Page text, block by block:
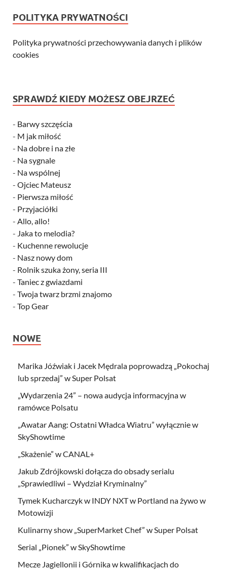
POLITYKA PRYWATNOŚCI
Polityka prywatności przechowywania danych i plików
cookies
SPRAWDŹ KIEDY MOŻESZ OBEJRZEĆ
- Barwy szczęścia
- M jak miłość
- Na dobre i na złe
- Na sygnale
- Na wspólnej
- Ojciec Mateusz
- Pierwsza miłość
- Przyjaciółki
- Allo, allo!
- Jaka to melodia?
- Kuchenne rewolucje
- Nasz nowy dom
- Rolnik szuka żony, seria III
- Taniec z gwiazdami
- Twoja twarz brzmi znajomo
- Top Gear
NOWE
Marika Jóźwiak i Jacek Mędrala poprowadzą „Pokochaj
lub sprzedaj” w Super Polsat
„Wydarzenia 24” – nowa audycja informacyjna w
ramówce Polsatu
„Awatar Aang: Ostatni Władca Wiatru” wyłącznie w
SkyShowtime
„Skażenie” w CANAL+
Jakub Zdrójkowski dołącza do obsady serialu
„Sprawiedliwi – Wydział Kryminalny”
Tymek Kucharczyk w INDY NXT w Portland na żywo w
Motowizji
Kulinarny show „SuperMarket Chef” w Super Polsat
Serial „Pionek” w SkyShowtime
Mecze Jagiellonii i Górnika w kwalifikacjach do